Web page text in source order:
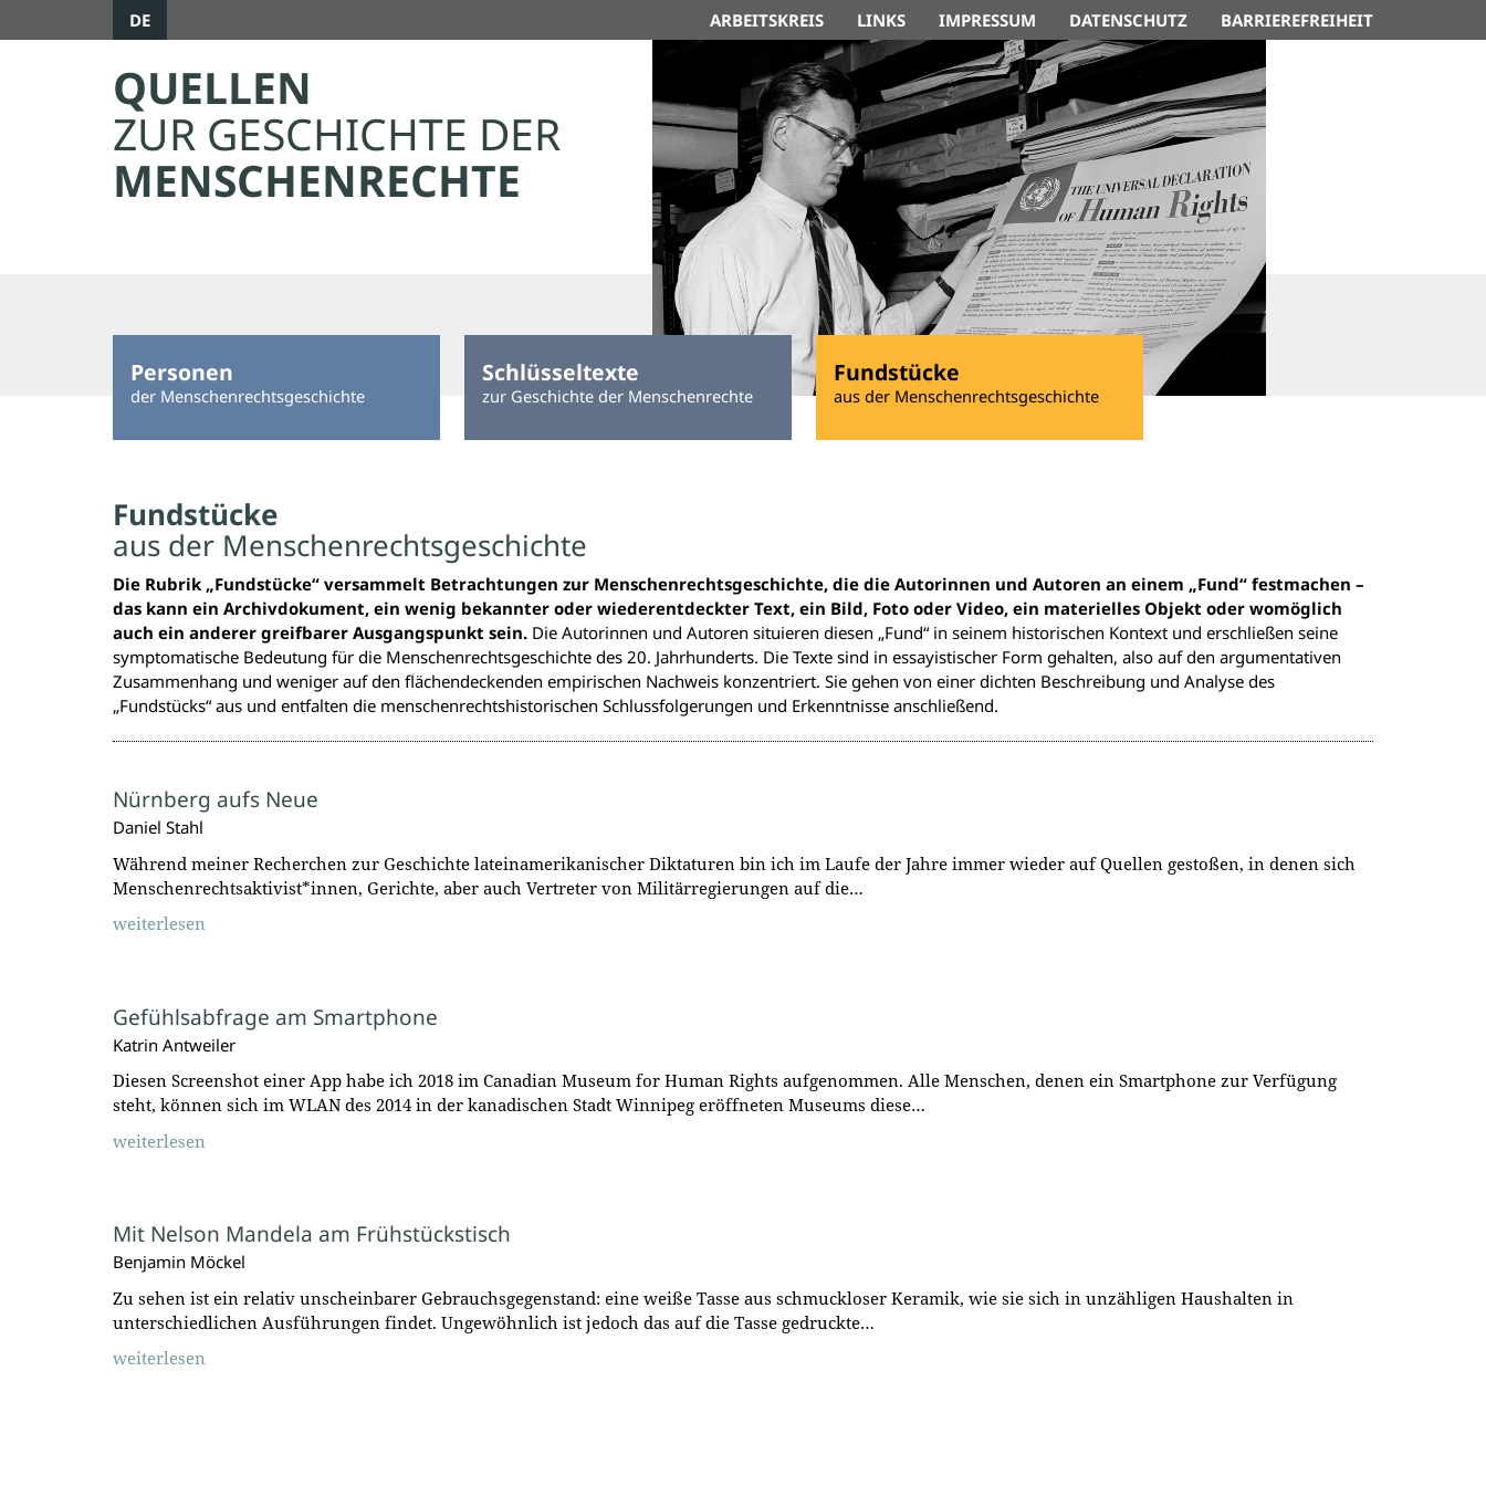
DE ARBEITSKREIS LINKS IMPRESSUM DATENSCHUTZ BARRIEREFREIHEIT
QUELLEN
ZUR GESCHICHTE DER
MENSCHENRECHTE
Personen
der Menschenrechtsgeschichte
Schlüsseltexte
zur Geschichte der Menschenrechte
Fundstücke
aus der Menschenrechtsgeschichte
Fundstücke
aus der Menschenrechtsgeschichte
Die Rubrik „Fundstücke“ versammelt Betrachtungen zur Menschenrechtsgeschichte, die die Autorinnen und Autoren an einem „Fund“ festmachen –
das kann ein Archivdokument, ein wenig bekannter oder wiederentdeckter Text, ein Bild, Foto oder Video, ein materielles Objekt oder womöglich
auch ein anderer greifbarer Ausgangspunkt sein. Die Autorinnen und Autoren situieren diesen „Fund“ in seinem historischen Kontext und erschließen seine
symptomatische Bedeutung für die Menschenrechtsgeschichte des 20. Jahrhunderts. Die Texte sind in essayistischer Form gehalten, also auf den argumentativen
Zusammenhang und weniger auf den flächendeckenden empirischen Nachweis konzentriert. Sie gehen von einer dichten Beschreibung und Analyse des
„Fundstücks“ aus und entfalten die menschenrechtshistorischen Schlussfolgerungen und Erkenntnisse anschließend.
Nürnberg aufs Neue
Daniel Stahl
Während meiner Recherchen zur Geschichte lateinamerikanischer Diktaturen bin ich im Laufe der Jahre immer wieder auf Quellen gestoßen, in denen sich
Menschenrechtsaktivist*innen, Gerichte, aber auch Vertreter von Militärregierungen auf die…
weiterlesen
Gefühlsabfrage am Smartphone
Katrin Antweiler
Diesen Screenshot einer App habe ich 2018 im Canadian Museum for Human Rights aufgenommen. Alle Menschen, denen ein Smartphone zur Verfügung
steht, können sich im WLAN des 2014 in der kanadischen Stadt Winnipeg eröffneten Museums diese…
weiterlesen
Mit Nelson Mandela am Frühstückstisch
Benjamin Möckel
Zu sehen ist ein relativ unscheinbarer Gebrauchsgegenstand: eine weiße Tasse aus schmuckloser Keramik, wie sie sich in unzähligen Haushalten in
unterschiedlichen Ausführungen findet. Ungewöhnlich ist jedoch das auf die Tasse gedruckte…
weiterlesen